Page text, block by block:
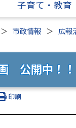
子育て・教育
市政情報 広報
公開中！！
印刷